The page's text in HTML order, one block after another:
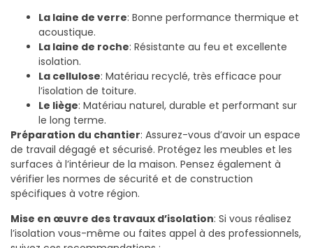
La laine de verre: Bonne performance thermique et
acoustique.
La laine de roche: Résistante au feu et excellente
isolation.
La cellulose: Matériau recyclé, très efficace pour
l’isolation de toiture.
Le liège: Matériau naturel, durable et performant sur
le long terme.
Préparation du chantier: Assurez-vous d’avoir un espace
de travail dégagé et sécurisé. Protégez les meubles et les
surfaces à l’intérieur de la maison. Pensez également à
vérifier les normes de sécurité et de construction
spécifiques à votre région.
Mise en œuvre des travaux d’isolation: Si vous réalisez
l’isolation vous-même ou faites appel à des professionnels,